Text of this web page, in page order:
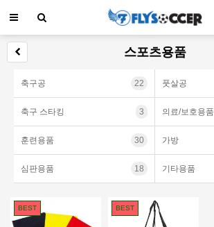
스포츠용품
축구공 22 풋살공
축구 스타킹 3 의료/보호용품
훈련용품 30 가방
심판용품 18 기타용품
BEST BEST